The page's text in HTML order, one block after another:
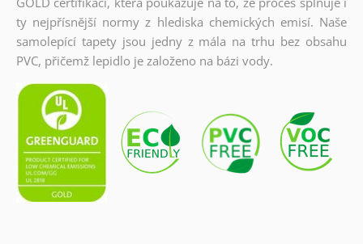
ty nejpřísnější normy z hlediska chemických emisí. Naše
samolepící tapety jsou jedny z mála na trhu bez obsahu
PVC, přičemž lepidlo je založeno na bázi vody.